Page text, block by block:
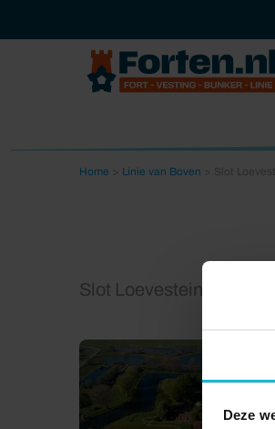
Deze
Home Linie van Boven
Slot Loevestein